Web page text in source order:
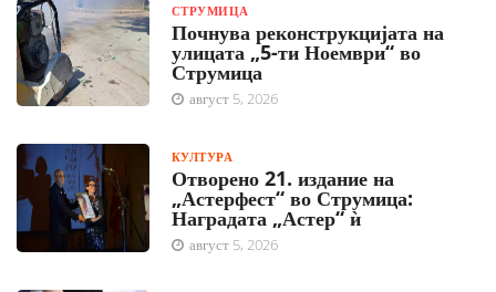
СТРУМИЦА
Почнува реконструкцијата на
улицата „5-ти Ноември“ во
Струмица
август 5, 2026
КУЛТУРА
Отворено 21. издание на
„Астерфест“ во Струмица:
Наградата „Астер“ ѝ
август 5, 2026